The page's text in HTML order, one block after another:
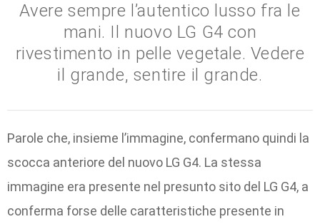
Avere sempre l’autentico lusso fra le
mani. Il nuovo LG G4 con
rivestimento in pelle vegetale. Vedere
il grande, sentire il grande.
Parole che, insieme l’immagine, confermano quindi la
scocca anteriore del nuovo LG G4. La stessa
immagine era presente nel presunto sito del LG G4, a
conferma forse delle caratteristiche presente in